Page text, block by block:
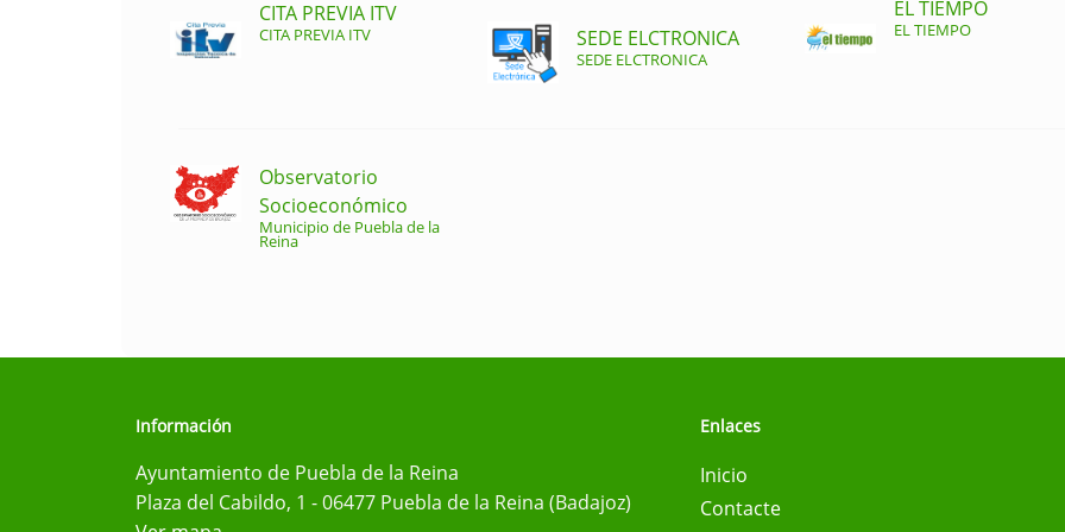
CITA PREVIA ITV
CITA PREVIA ITV SEDE ELCTRONICA
SEDE ELCTRONICA
EL TIEMPO
EL TIEMPO
Observatorio
Socioeconómico
Municipio de Puebla de la
Reina
Información
Ayuntamiento de Puebla de la Reina
Plaza del Cabildo, 1 - 06477 Puebla de la Reina (Badajoz)
Enlaces
Inicio
Contacte